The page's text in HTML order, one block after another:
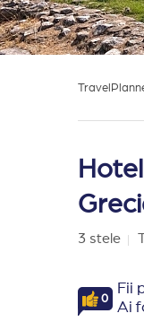
3 stele
0
Fii
Ai